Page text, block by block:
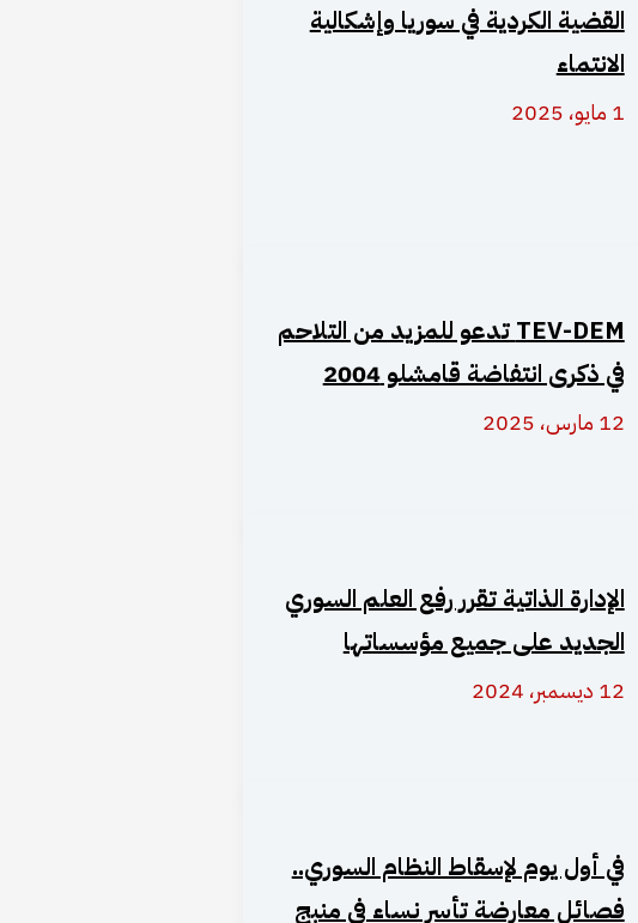
القضية الكردية في سوريا وإشكالية
الانتماء
1 مايو، 2025
TEV-DEM تدعو للمزيد من التلاحم
في ذكرى انتفاضة قامشلو 2004
12 مارس، 2025
الإدارة الذاتية تقرر رفع العلم السوري
الجديد على جميع مؤسساتها
12 ديسمبر، 2024
في أول يوم لإسقاط النظام السوري..
فصائل معارضة تأسر نساء في منبج